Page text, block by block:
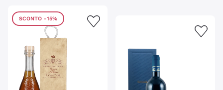
SCONTO -15%